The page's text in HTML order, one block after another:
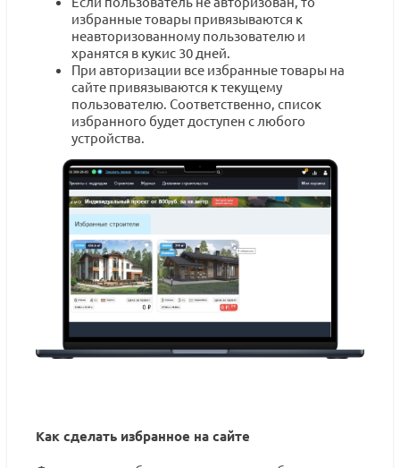
избранные товары привязываются к
неавторизованному пользователю и
хранятся в кукис 30 дней.
При авторизации все избранные товары на
сайте привязываются к текущему
пользователю. Соответственно, список
избранного будет доступен с любого
устройства.
Как сделать избранное на сайте